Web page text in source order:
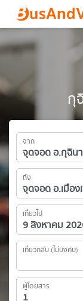
กุ
จาก
ถึง
เที่ยวไป
เที่ยวกลับ (ไม่บังคับ)
ผู้โดยสาร